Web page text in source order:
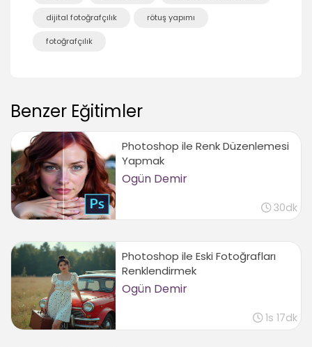
00:27
Sonuç
dijital fotoğrafçılık rötuş yapımı
fotoğrafçılık
Benzer Eğitimler
Photoshop ile Renk Düzenlemesi
Yapmak
Ogün Demir
30dk
Photoshop ile Eski Fotoğrafları
Renklendirmek
Ogün Demir
1s 17dk